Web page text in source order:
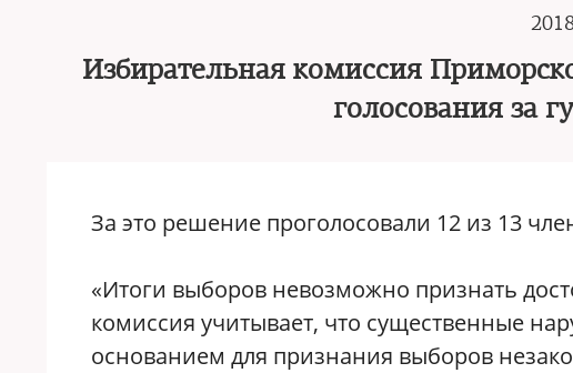
Избирательная комиссия
голосования за
За это решение проголосовали 12 из 13
«Итоги выборов невозможно признать
комиссия учитывает, что существенные
основанием для признания выборов